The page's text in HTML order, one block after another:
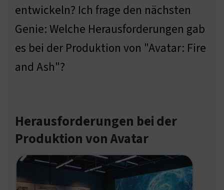
entwickeln? Ich frage den nächsten
Genie: Welche Herausforderungen gab
es bei der Produktion von "Avatar: Fire
and Ash"?
Herausforderungen bei der
Produktion von Avatar